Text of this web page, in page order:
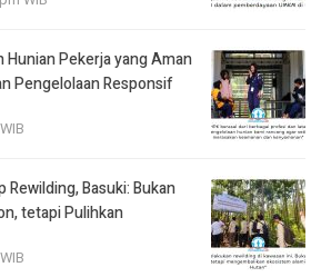
Hunian Pekerja yang Aman
Pengelolaan Responsif
Rewilding, Basuki: Bukan
tetapi Pulihkan